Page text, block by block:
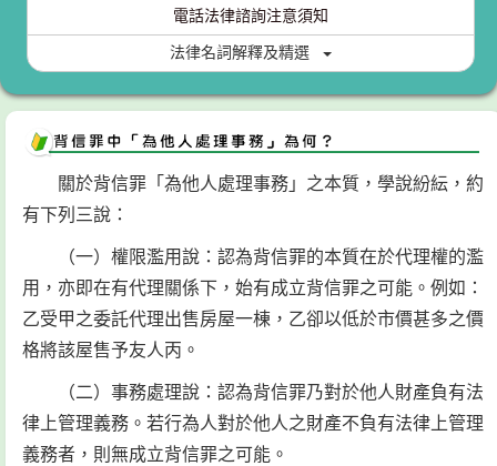
電話法律諮詢注意須知
法律名詞解釋及精選
關於背信罪「為他人處理事務」之本質，學說紛紜，約
有下列三說：
（一）權限濫用說：認為背信罪的本質在於代理權的濫
用，亦即在有代理關係下，始有成立背信罪之可能。例如：
乙受甲之委託代理出售房屋一棟，乙卻以低於市價甚多之價
格將該屋售予友人丙。
（二）事務處理說：認為背信罪乃對於他人財產負有法
律上管理義務。若行為人對於他人之財產不負有法律上管理
義務者，則無成立背信罪之可能。